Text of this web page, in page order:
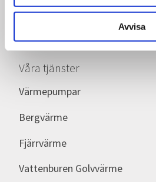
Avvisa
Våra tjänster
Värmepumpar
Bergvärme
Fjärrvärme
Vattenburen Golvvärme